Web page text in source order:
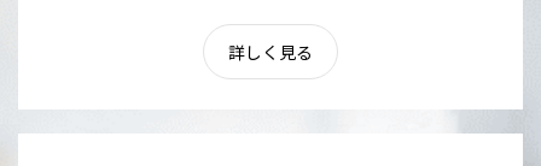
詳しく見る